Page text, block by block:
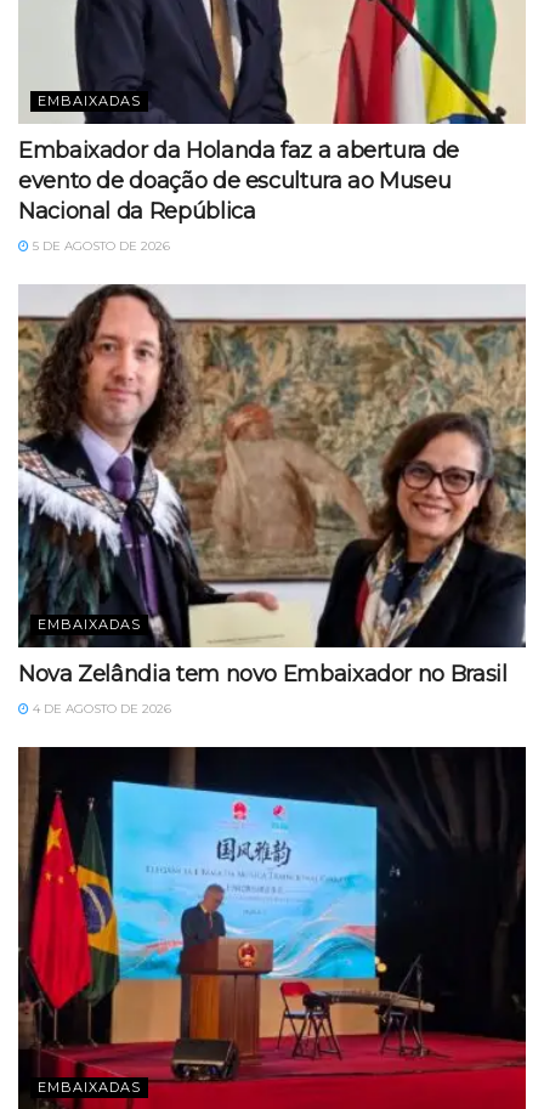
EMBAIXADAS
Embaixador da Holanda faz a abertura de
evento de doação de escultura ao Museu
Nacional da República
5 DE AGOSTO DE 2026
EMBAIXADAS
Nova Zelândia tem novo Embaixador no Brasil
4 DE AGOSTO DE 2026
EMBAIXADAS